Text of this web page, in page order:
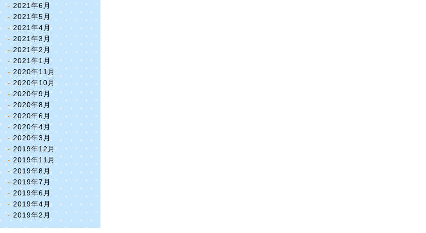
2021年6月
2021年5月
2021年4月
2021年3月
2021年2月
2021年1月
2020年11月
2020年10月
2020年9月
2020年8月
2020年6月
2020年4月
2020年3月
2019年12月
2019年11月
2019年8月
2019年7月
2019年6月
2019年4月
2019年2月